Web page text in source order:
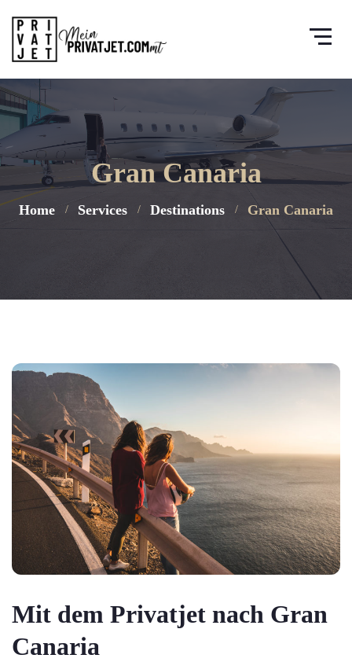
Gran Canaria
Home Services Destinations Gran Canaria
Mit dem Privatjet nach Gran
Canaria